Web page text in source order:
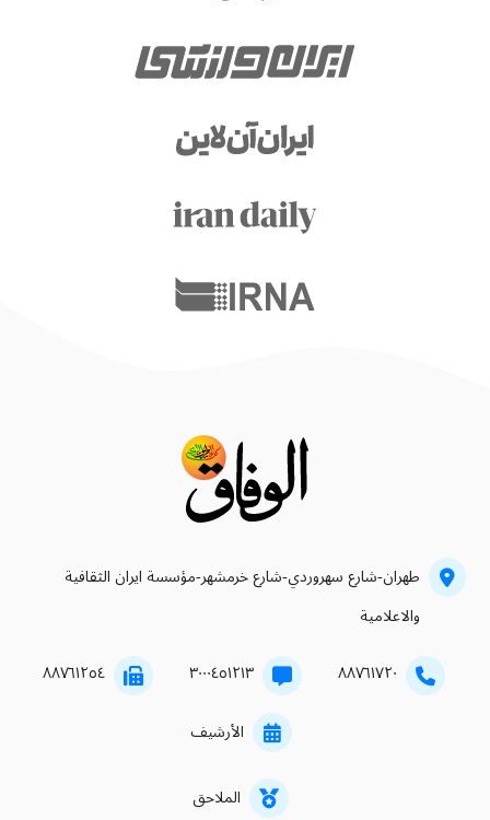
طهران-شارع سهروردي-شارع خرمشهر-مؤسسة ايران الثقافية
والاعلامية
۸۸۷٦۱۷۲۰ ۳۰۰۰٤٥۱۲۱۳ ۸۸۷٦۱۲٥٤
الأرشيف
الملاحق